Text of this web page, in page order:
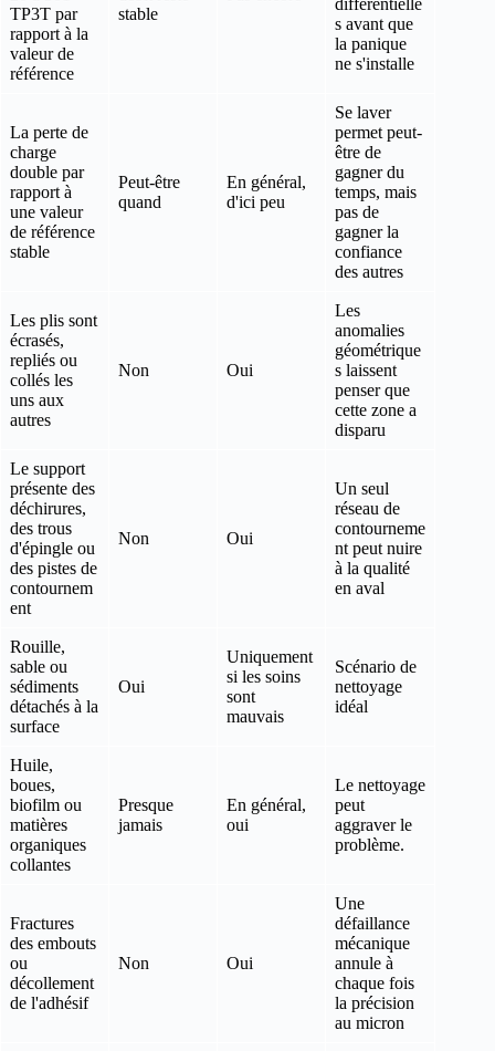
TP3T par
rapport à la
valeur de
référence
stable
différentielle
s avant que
la panique
ne s'installe
La perte de
charge
double par
rapport à
une valeur
de référence
stable
Peut-être
quand
En général,
d'ici peu
Se laver
permet peut-
être de
gagner du
temps, mais
pas de
gagner la
confiance
des autres
Les plis sont
écrasés,
repliés ou
collés les
uns aux
autres
Non Oui
Les
anomalies
géométrique
s laissent
penser que
cette zone a
disparu
Le support
présente des
déchirures,
des trous
d'épingle ou
des pistes de
contournem
ent
Non Oui
Un seul
réseau de
contourneme
nt peut nuire
à la qualité
en aval
Rouille,
sable ou
sédiments
détachés à la
surface
Oui
Uniquement
si les soins
sont
mauvais
Scénario de
nettoyage
idéal
Huile,
boues,
biofilm ou
matières
organiques
collantes
Presque
jamais
En général,
oui
Le nettoyage
peut
aggraver le
problème.
Fractures
des embouts
ou
décollement
de l'adhésif
Non Oui
Une
défaillance
mécanique
annule à
chaque fois
la précision
au micron